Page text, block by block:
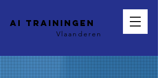
AI trainingen
Vlaanderen